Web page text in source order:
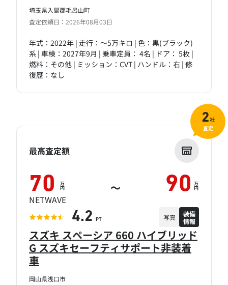
埼玉県入間郡毛呂山町
査定依頼日：2026年08月03日
年式：2022年 | 走行：～5万キロ | 色：黒(ブラック)
系 | 車検：2027年9月 | 乗車定員： 4名 | ドア： 5枚 |
燃料：その他 | ミッション：CVT | ハンドル：右 | 修
復歴：なし
岡山県浅口市
スズキ スペーシア 660 ハイブリッド
G スズキセーフティサポート非装着
車
最高査定額
70 万
円 ～ 90 万
円
NETWAVE
4.2 PT 写真
装備
情報
2社
査定